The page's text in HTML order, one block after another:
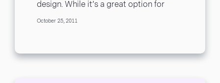
design. While it’s a great option for
thumb...
October 25, 2011